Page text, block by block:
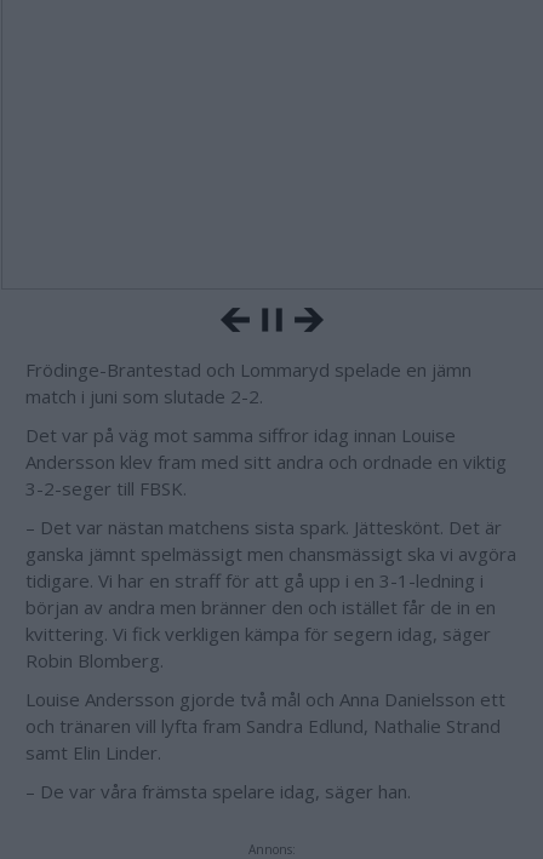
Frödinge-Brantestad och Lommaryd spelade en jämn
match i juni som slutade 2-2.
Det var på väg mot samma siffror idag innan Louise
Andersson klev fram med sitt andra och ordnade en viktig
3-2-seger till FBSK.
– Det var nästan matchens sista spark. Jätteskönt. Det är
ganska jämnt spelmässigt men chansmässigt ska vi avgöra
tidigare. Vi har en straff för att gå upp i en 3-1-ledning i
början av andra men bränner den och istället får de in en
kvittering. Vi fick verkligen kämpa för segern idag, säger
Robin Blomberg.
Louise Andersson gjorde två mål och Anna Danielsson ett
och tränaren vill lyfta fram Sandra Edlund, Nathalie Strand
samt Elin Linder.
– De var våra främsta spelare idag, säger han.
Annons: